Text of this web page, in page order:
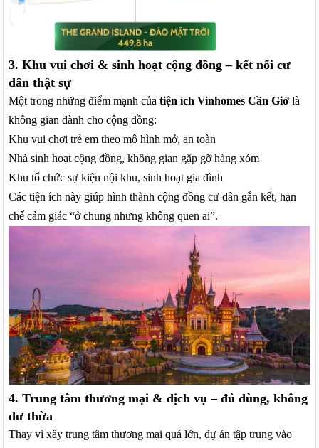
3. Khu vui chơi & sinh hoạt cộng đồng – kết nối cư
dân thật sự
Một trong những điểm mạnh củatiện ích Vinhomes Cần Giờ là
không gian dành cho cộng đồng:
Khu vui chơi trẻ em theo mô hình mở, an toàn
Nhà sinh hoạt cộng đồng, không gian gặp gỡ hàng xóm
Khu tổ chức sự kiện nội khu, sinh hoạt gia đình
Các tiện ích này giúp hình thành cộng đồng cư dân gắn kết, hạn
chế cảm giác “ở chung nhưng không quen ai”.
4. Trung tâm thương mại & dịch vụ – đủ dùng, không
dư thừa
Thay vì xây trung tâm thương mại quá lớn, dự án tập trung vào